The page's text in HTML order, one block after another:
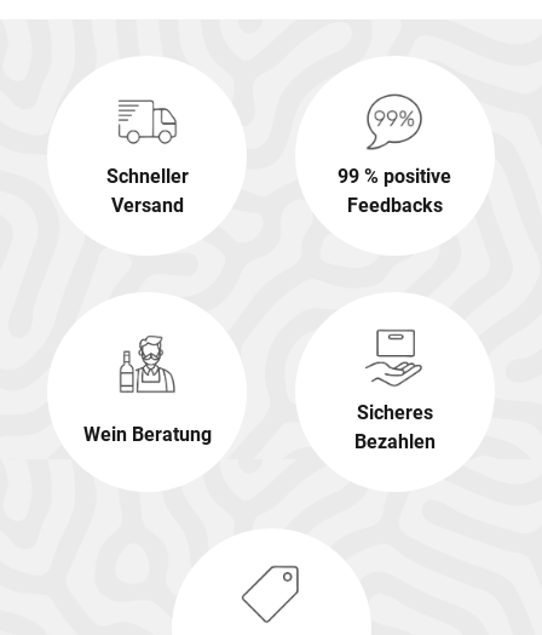
Schneller
Versand
99 % positive
Feedbacks
Wein Beratung
Sicheres
Bezahlen